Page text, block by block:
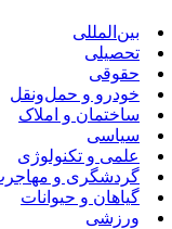
بین‌المللی
تحصیلی
حقوقی
خودرو و حمل‌و‌نقل
ساختمان و املاک
سیاسی
علمی و تکنولوژی
گردشگری و
گیاهان و حیوانات
ورزشی